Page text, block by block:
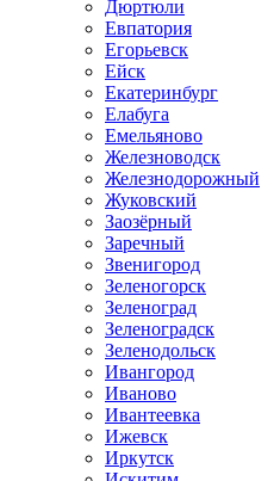
Дюртюли
Евпатория
Егорьевск
Ейск
Екатеринбург
Елабуга
Емельяново
Железноводск
Железнодорожный
Жуковский
Заозёрный
Заречный
Звенигород
Зеленогорск
Зеленоград
Зеленоградск
Зеленодольск
Ивангород
Иваново
Ивантеевка
Ижевск
Иркутск